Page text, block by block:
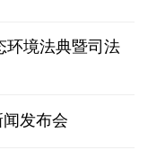
”牌洗不掉血债
读懂中国机遇
环境法典暨司法
发布会